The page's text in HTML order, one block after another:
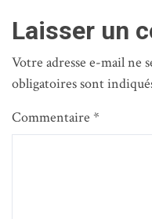
Laisser un
Votre adresse e-mail ne
obligatoires sont
Commentaire *